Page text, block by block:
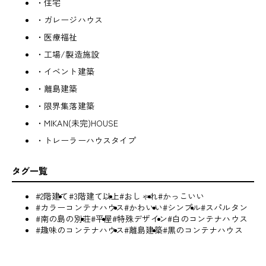
・ガレージハウス
・医療福祉
・工場/製造施設
・イベント建築
・離島建築
・限界集落建築
・MIKAN(未完)HOUSE
・トレーラーハウスタイプ
タグ一覧
#2階建て#3階建て以上#おしゃれ#かっこいい
#カラーコンテナハウス#かわいい#シンプル#スパルタン
#南の島の別荘#平屋#特殊デザイン#白のコンテナハウス
#趣味のコンテナハウス#離島建築#黒のコンテナハウス